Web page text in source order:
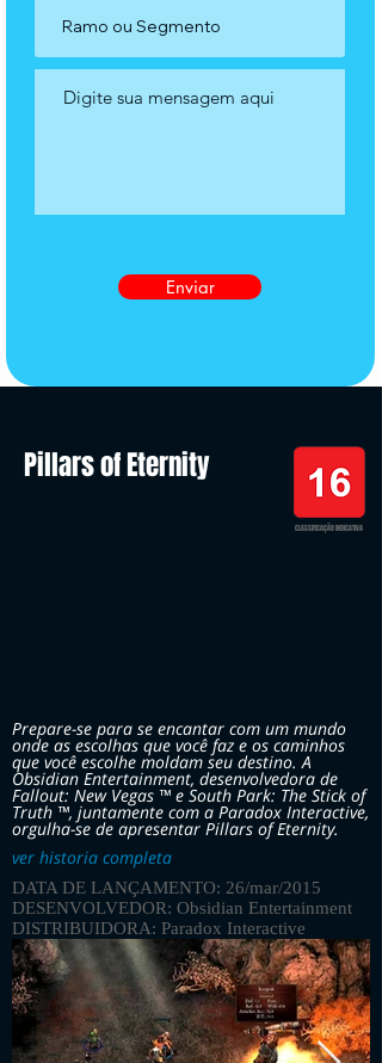
Enviar
Pillars of Eternity
CLASSIFICAÇÃO INDICATIVA
Prepare-se para se encantar com um mundo
onde as escolhas que você faz e os caminhos
que você escolhe moldam seu destino. A
Obsidian Entertainment, desenvolvedora de
Fallout: New Vegas ™ e South Park: The Stick of
Truth ™, juntamente com a Paradox Interactive,
orgulha-se de apresentar Pillars of Eternity.
ver historia completa
DATA DE LANÇAMENTO: 26/mar/2015
DESENVOLVEDOR: Obsidian Entertainment
DISTRIBUIDORA: Paradox Interactive